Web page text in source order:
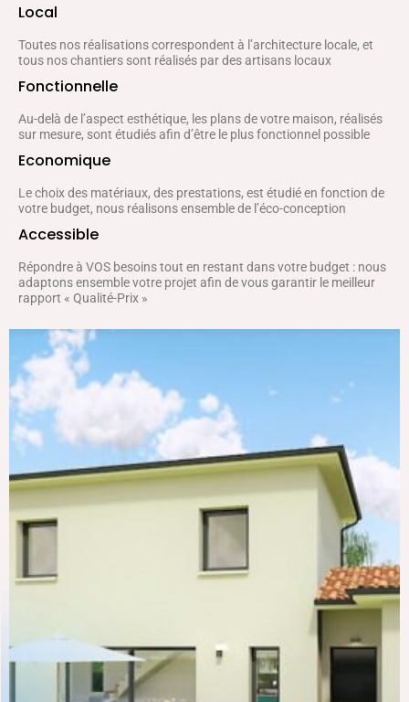
Local
Toutes nos réalisations correspondent à l’architecture locale, et
tous nos chantiers sont réalisés par des artisans locaux
Fonctionnelle
Au-delà de l’aspect esthétique, les plans de votre maison, réalisés
sur mesure, sont étudiés afin d’être le plus fonctionnel possible
Economique
Le choix des matériaux, des prestations, est étudié en fonction de
votre budget, nous réalisons ensemble de l’éco-conception
Accessible
Répondre à VOS besoins tout en restant dans votre budget : nous
adaptons ensemble votre projet afin de vous garantir le meilleur
rapport « Qualité-Prix »